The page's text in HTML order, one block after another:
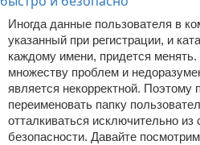
Иногда данные пользователя в
указанный при регистрации, и
каждому имени, придется
множеству проблем и
является некорректной. Поэтому
переименовать папку
отталкиваться исключительно из
безопасности. Давайте